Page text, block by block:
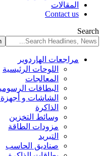
المقالات
Contact us
Search
مراجعات الهاردوير
اللوحات الرئيسية
المعالجات
البطاقات
الشاشات و
الذاكرة
وسائط التخزين
مزودات الطاقة
التبريد
صناديق الحاسب